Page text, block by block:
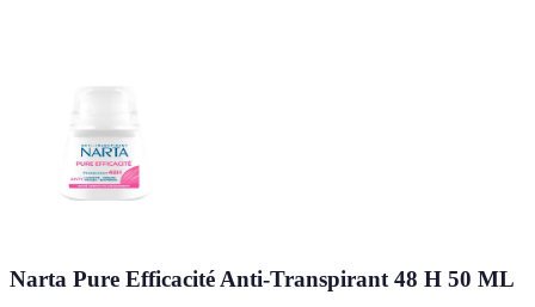
Narta Pure Efficacité Anti-Transpirant 48 H 50 ML